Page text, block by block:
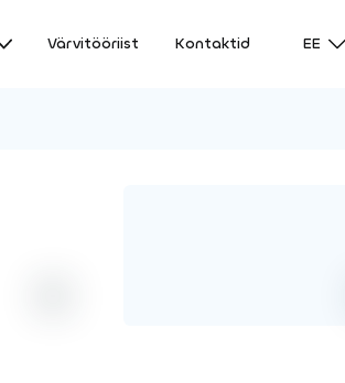
Värvitööriist Kontaktid EE